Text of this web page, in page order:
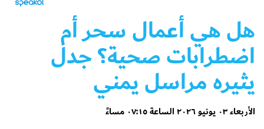
هل هي أعمال سحر أم
اضطرابات صحية؟ جدل
يثيره مراسل يمني
الأربعاء ٠٣ يونيو ٢٠٢٦ الساعة ٠٧:١٥ مساءً